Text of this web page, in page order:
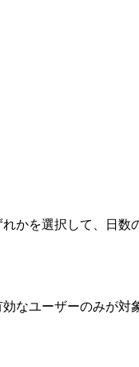
かを選択して、日数
なユーザーのみが対